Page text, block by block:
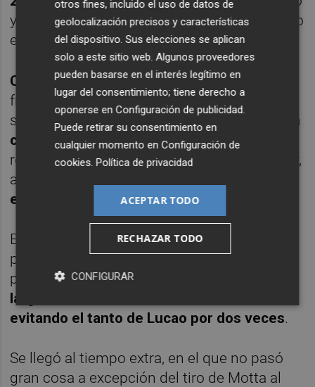
y de eficacia en la estrategia, habían volteado
el marcador.
Chemievitó el 4-2 ante Pablo Muñoz y luego
frente a Piqueras y a 5 minutos y 22
segundos de la conclusión
Motta se puso la
camiseta de portero jugador.Javi Mínguez
rematando al poste izquierdo, pudo empatar,
algo que sí hizo
encuentro
El cuadro cartagenero continuó atacando
para ganar la final sin tener que llegar a la
prórroga yPablo Ramírez envió el cuero al
larguero
evitando el tanto de Lucao por dos veces.
Se llegó al tiempo extra, en el que no pasó
gran cosa a excepción del tiro de Motta al
otros fines, incluido el uso de datos de
geolocalización precisos y características
del dispositivo. Sus elecciones se aplican
solo a este sitio web. Algunos proveedores
pueden basarse en el interés legítimo en
lugar del consentimiento; tiene derecho a
oponerse enConfiguración de publicidad.
Puede retirar su consentimiento en
cualquier momento enConfiguración de
cookies.Política de privacidad
ACEPTAR TODO
RECHAZAR TODO
CONFIGURAR